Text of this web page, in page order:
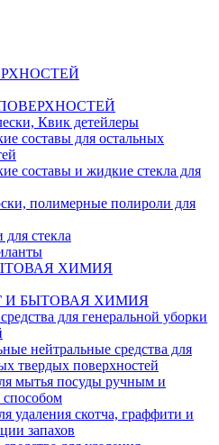
Квик детейлеры
составы для остальных
составы и жидкие стекла для
полимерные полироли для
стекла
ХИМИЯ
И БЫТОВАЯ ХИМИЯ
для генеральной уборки
нейтральные средства для
твердых поверхностей
мытья посуды ручным и
удаления скотча, граффити и
запахов